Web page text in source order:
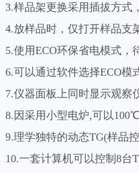
3.样品架更换采用插拔方式
4.放样品时，仅打开样品支
5.使用ECO环保省电模式，
6.可以通过软件选择ECO模
7.仪器面板上同时显示观察
8.因采用小型电炉,可以
9.理学独特的动态TG(样品
10.一套计算机可以控制8台